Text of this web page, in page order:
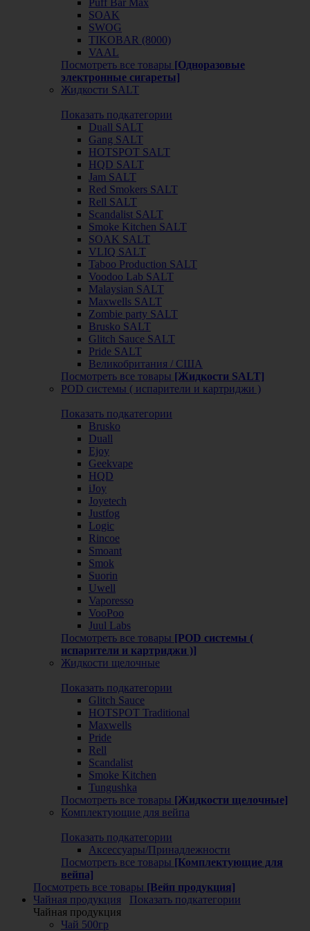
SOAK
SWOG
TIKOBAR (8000)
VAAL
Посмотреть все товары [Одноразовые
электронные сигареты]
Жидкости SALT
Показать подкатегории
Duall SALT
Gang SALT
HOTSPOT SALT
HQD SALT
Jam SALT
Red Smokers SALT
Rell SALT
Scandalist SALT
Smoke Kitchen SALT
SOAK SALT
VLIQ SALT
Taboo Production SALT
Voodoo Lab SALT
Malaysian SALT
Maxwells SALT
Zombie party SALT
Brusko SALT
Glitch Sauce SALT
Pride SALT
Великобритания / США
Посмотреть все товары [Жидкости SALT]
POD системы ( испарители и картриджи )
Показать подкатегории
Brusko
Duall
Ejoy
Geekvape
HQD
iJoy
Joyetech
Justfog
Logic
Rincoe
Smoant
Smok
Suorin
Uwell
Vaporesso
VooPoo
Juul Labs
Посмотреть все товары [POD системы (
испарители и картриджи )]
Жидкости щелочные
Показать подкатегории
Glitch Sauce
HOTSPOT Traditional
Maxwells
Pride
Rell
Scandalist
Smoke Kitchen
Tungushka
Посмотреть все товары [Жидкости щелочные]
Комплектующие для вейпа
Показать подкатегории
Аксессуары/Принадлежности
Посмотреть все товары [Комплектующие для
вейпа]
Посмотреть все товары [Вейп продукция]
Чайная продукция
Показать подкатегории
Чайная продукция
Чай 500гр